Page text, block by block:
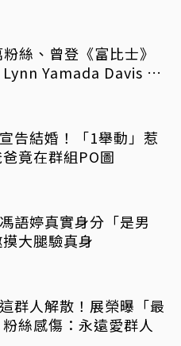
絲、曾登《富比士》
Yamada Davis 驚
告結婚！「1舉動」惹
竟在群組PO圖
語婷真實身分「是男
邀摸大腿驗真身
群人解散！展榮曝「最
絲感傷：永遠愛群人